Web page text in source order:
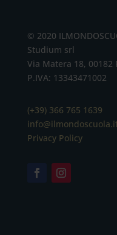
© 2020
Studium srl
Via Matera 18, 00182
P.IVA: 13343471002
(+39) 366 765 1639
Privacy Policy